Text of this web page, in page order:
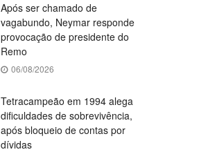
Após ser chamado de
vagabundo, Neymar responde
provocação de presidente do
Remo
06/08/2026
Tetracampeão em 1994 alega
dificuldades de sobrevivência,
após bloqueio de contas por
dívidas